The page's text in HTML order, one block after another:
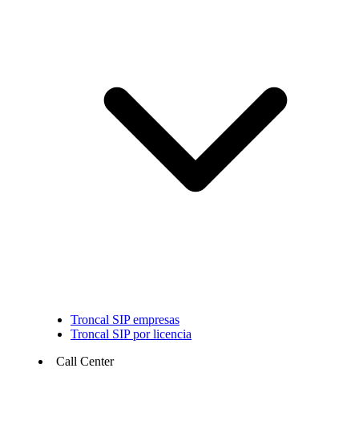
Troncal SIP empresas
Troncal SIP por licencia
Call Center